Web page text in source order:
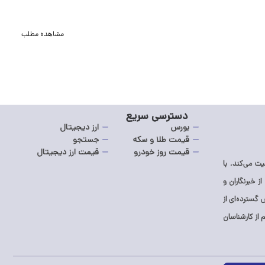
مشاهده مطلب
می‌کند. با
خبرنگاران و
گسترده‌ای از
کارشناسان
دسترسی سریع
بورس
ارز دیجیتال
قیمت طلا و سکه
جستجو
قیمت روز خودرو
قیمت ارز دیجیتال